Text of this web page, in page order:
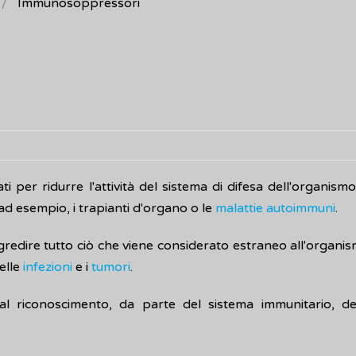
Immunosoppressori
per ridurre l'attività del sistema di difesa
esempio, i trapianti d'organo o le malattie autoimmuni.
tutto ciò che viene considerato estraneo
infezioni e i tumori.
riconoscimento, da parte del sistema immunitario,